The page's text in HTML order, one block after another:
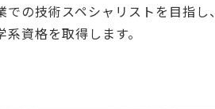
での技術スペシャリストを目指し、
系資格を取得します。